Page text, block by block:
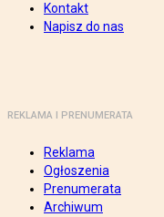
Kontakt
Napisz do nas
REKLAMA I PRENUMERATA
Reklama
Ogłoszenia
Prenumerata
Archiwum